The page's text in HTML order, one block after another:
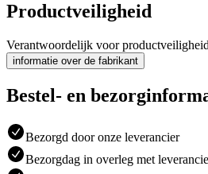
Productveiligheid
Verantwoordelijk voor
informatie over de fabrikant
Bestel- en
Bezorgd door onze leverancier
Bezorgdag in overleg met